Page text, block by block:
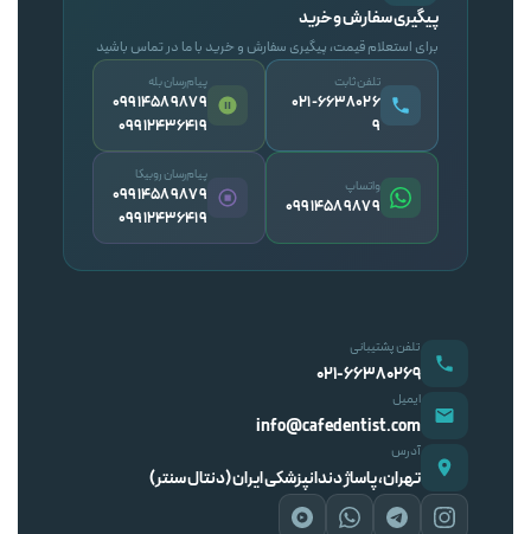
پیگیری سفارش و خرید
برای استعلام قیمت، پیگیری سفارش و خرید با ما در تماس باشید
تلفن ثابت
۰۲۱-۶۶۳۸۰۲۶
۹
پیام‌رسان بله
09914589879
09912436419
واتساپ
09914589879
پیام‌رسان روبیکا
09914589879
09912436419
تلفن پشتیبانی
۰۲۱-۶۶۳۸۰۲۶۹
ایمیل
info@cafedentist.com
آدرس
تهران، پاساژ دندانپزشکی ایران (دنتال سنتر)